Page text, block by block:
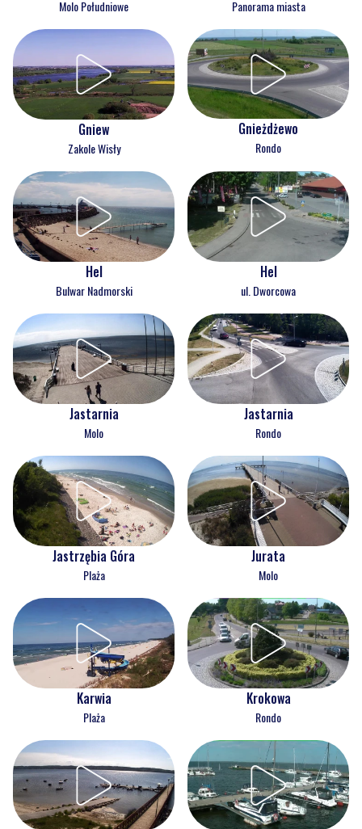
Molo Południowe Panorama miasta
Gniew
Zakole Wisły
Gnieżdżewo
Rondo
Hel
Bulwar Nadmorski
Hel
ul. Dworcowa
Jastarnia
Molo
Jastarnia
Rondo
Jastrzębia Góra
Plaża
Jurata
Molo
Karwia
Plaża
Krokowa
Rondo